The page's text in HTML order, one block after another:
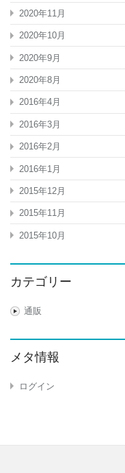
2020年11月
2020年10月
2020年9月
2020年8月
2016年4月
2016年3月
2016年2月
2016年1月
2015年12月
2015年11月
2015年10月
カテゴリー
通販
メタ情報
ログイン